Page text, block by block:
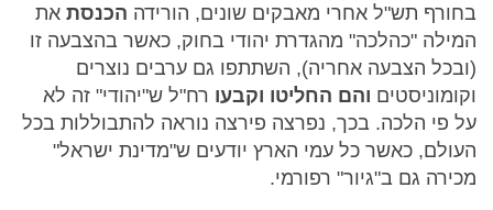
בחורף תש"ל אחרי מאבקים שונים, הורידה הכנסת את
המילה "כהלכה" מהגדרת יהודי בחוק, כאשר בהצבעה זו
(ובכל הצבעה אחריה), השתתפו גם ערבים נוצרים
וקומוניסטים והם החליטו וקבעו רח"ל ש"יהודי" זה לא
על פי הלכה. בכך, נפרצה פירצה נוראה להתבוללות בכל
העולם, כאשר כל עמי הארץ יודעים ש"מדינת ישראל"
מכירה גם ב"גיור" רפורמי.